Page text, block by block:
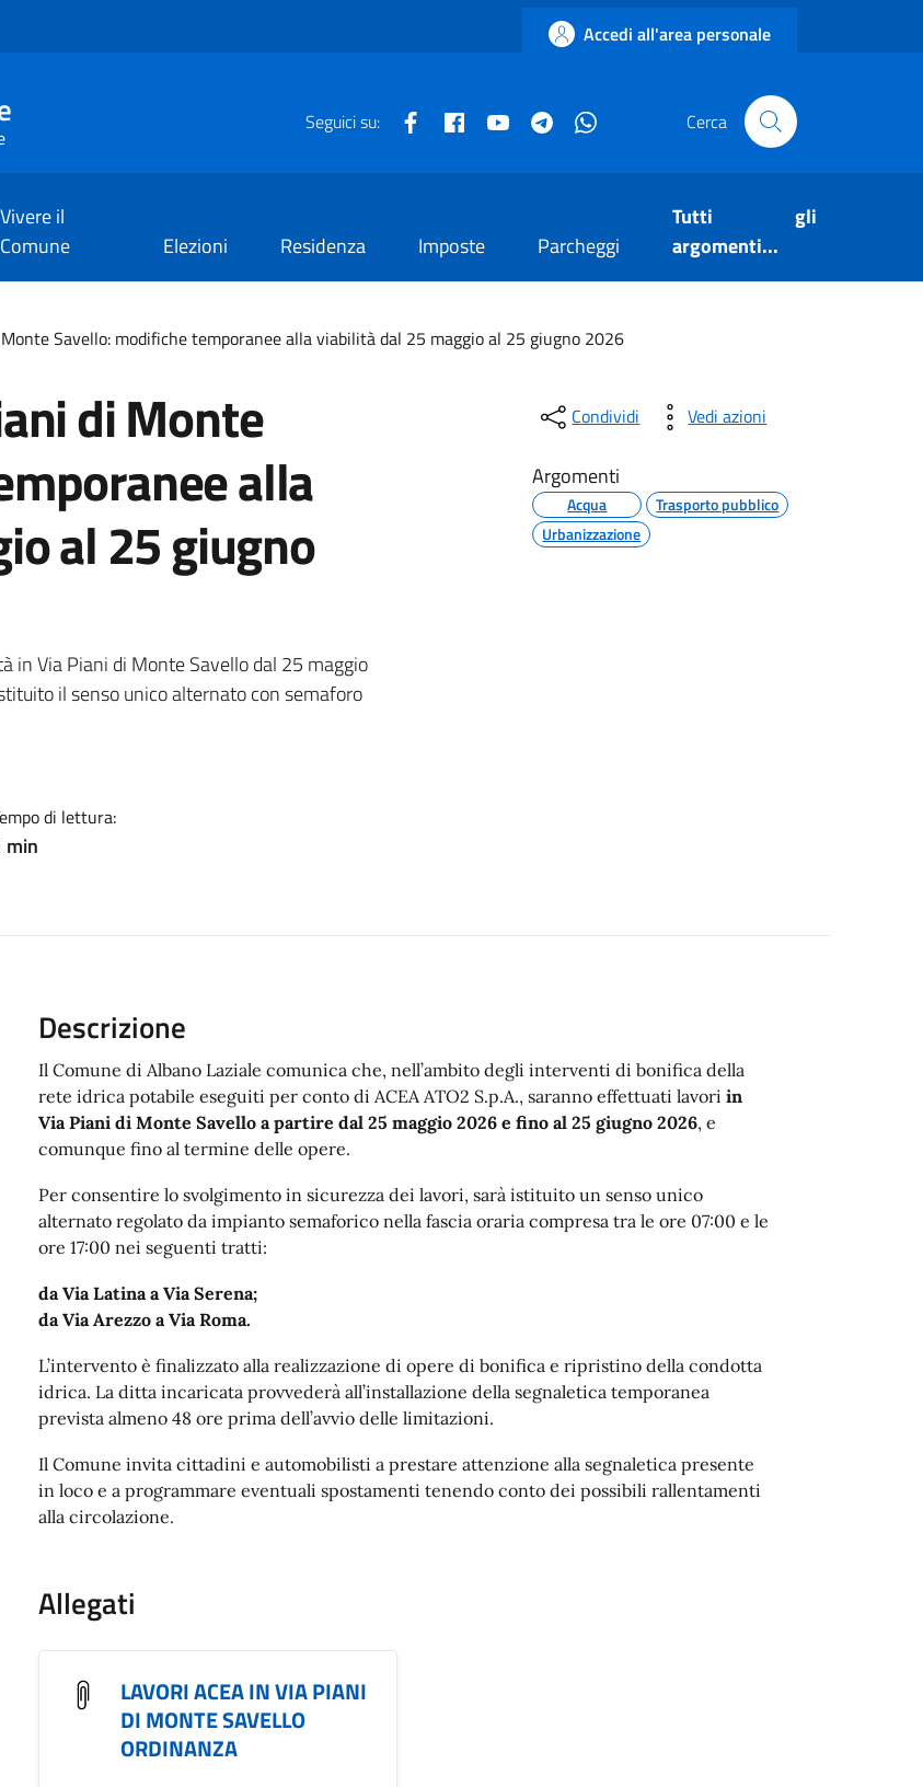
Accedi all'area personale
Seguici su: Facebook istituzionale
Facebook museo civico
YouTube Telegram Cerca
Vivere il
Comune
Elezioni Residenza Imposte Parcheggi
Tutti gli
argomenti...
Savello: modifiche temporanee alla viabilità dal 25 maggio al 25 giugno 2026
di Monte
alla
al 25 giugno
in Via Piani di Monte Savello dal 25 maggio
il senso unico alternato con semaforo
di lettura:
min
Condividi Vedi azioni
Argomenti
Acqua
Trasporto pubblico
Urbanizzazione
Descrizione
Il Comune di Albano Laziale comunica che, nell’ambito degli interventi di bonifica della
rete idrica potabile eseguiti per conto di ACEA ATO2 S.p.A., saranno effettuati lavoriin
Via Piani di Monte Savello a partire dal 25 maggio 2026 e fino al 25 giugno 2026, e
comunque fino al termine delle opere.
Per consentire lo svolgimento in sicurezza dei lavori, sarà istituito un senso unico
alternato regolato da impianto semaforico nella fascia oraria compresa tra le ore 07:00 e le
ore 17:00 nei seguenti tratti:
da Via Latina a Via Serena;
da Via Arezzo a Via Roma.
L’intervento è finalizzato alla realizzazione di opere di bonifica e ripristino della condotta
idrica. La ditta incaricata provvederà all’installazione della segnaletica temporanea
prevista almeno 48 ore prima dell’avvio delle limitazioni.
Il Comune invita cittadini e automobilisti a prestare attenzione alla segnaletica presente
in loco e a programmare eventuali spostamenti tenendo conto dei possibili rallentamenti
alla circolazione.
Allegati
LAVORI ACEA IN VIA PIANI
DI MONTE SAVELLO
ORDINANZA